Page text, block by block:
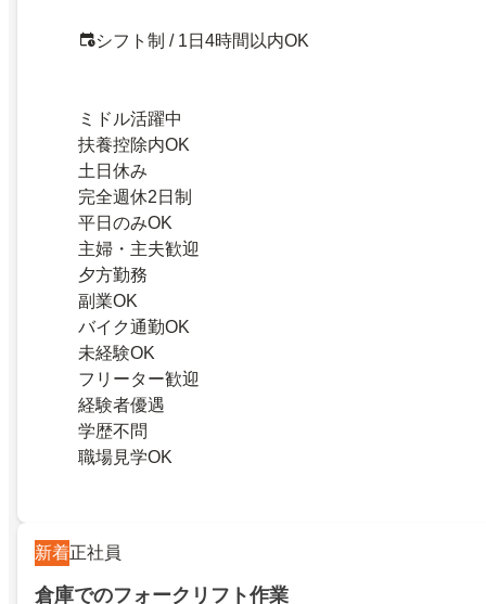
シフト制 / 1日4時間以内OK
ミドル活躍中
扶養控除内OK
土日休み
完全週休2日制
平日のみOK
主婦・主夫歓迎
夕方勤務
副業OK
バイク通勤OK
未経験OK
フリーター歓迎
経験者優遇
学歴不問
職場見学OK
新着正社員
倉庫でのフォークリフト作業